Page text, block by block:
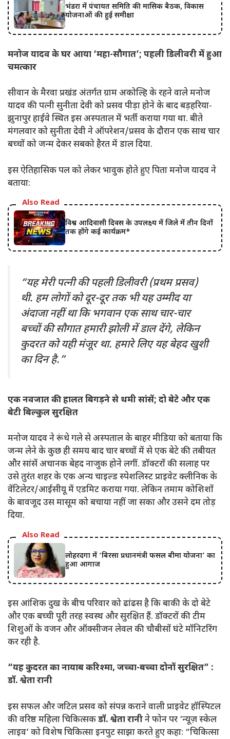
भंडरा में पंचायत समिति की मासिक बैठक, विकास
योजनाओं की हुई समीक्षा
मनोज यादव के घर आया ‘महा-सौगात’; पहली डिलीवरी में हुआ
चमत्कार
सीवान के मैरवा प्रखंड अंतर्गत ग्राम अकोल्हि के रहने वाले मनोज
यादव की पत्नी सुनीता देवी को प्रसव पीड़ा होने के बाद बड़हरिया-
झुनापुर हाईवे स्थित इस अस्पताल में भर्ती कराया गया था. बीते
मंगलवार को सुनीता देवी ने ऑपरेशन/प्रसव के दौरान एक साथ चार
बच्चों को जन्म देकर सबको हैरत में डाल दिया.
इस ऐतिहासिक पल को लेकर भावुक होते हुए पिता मनोज यादव ने
बताया:
Also Read
विश्व आदिवासी दिवस के उपलक्ष्य में जिले में तीन दिनों
तक होंगे कई कार्यक्रम*
“यह मेरी पत्नी की पहली डिलीवरी (प्रथम प्रसव)
थी. हम लोगों को दूर-दूर तक भी यह उम्मीद या
अंदाजा नहीं था कि भगवान एक साथ चार-चार
बच्चों की सौगात हमारी झोली में डाल देंगे, लेकिन
कुदरत को यही मंजूर था. हमारे लिए यह बेहद खुशी
का दिन है.”
एक नवजात की हालत बिगड़ने से थमी सांसें; दो बेटे और एक
बेटी बिल्कुल सुरक्षित
मनोज यादव ने रूंधे गले से अस्पताल के बाहर मीडिया को बताया कि
जन्म लेने के कुछ ही समय बाद चार बच्चों में से एक बेटे की तबीयत
और सांसें अचानक बेहद नाजुक होने लगीं. डॉक्टरों की सलाह पर
उसे तुरंत शहर के एक अन्य चाइल्ड स्पेशलिस्ट प्राइवेट क्लीनिक के
वेंटिलेटर/आईसीयू में एडमिट कराया गया. लेकिन तमाम कोशिशों
के बावजूद उस मासूम को बचाया नहीं जा सका और उसने दम तोड़
दिया.
Also Read
लोहरदगा में ‘बिरसा प्रधानमंत्री फसल बीमा योजना’ का
हुआ आगाज
इस आंशिक दुख के बीच परिवार को ढांढस है कि बाकी के दो बेटे
और एक बच्ची पूरी तरह स्वस्थ और सुरक्षित हैं. डॉक्टरों की टीम
शिशुओं के वजन और ऑक्सीजन लेवल की चौबीसों घंटे मॉनिटरिंग
कर रही है.
“यह कुदरत का नायाब करिश्मा, जच्चा-बच्चा दोनों सुरक्षित” :
डॉ. श्वेता रानी
इस सफल और जटिल प्रसव को संपन्न कराने वाली प्राइवेट हॉस्पिटल
की वरिष्ठ महिला चिकित्सकडॉ. श्वेता रानीने फोन पर ‘न्यूज़ स्केल
लाइव’ को विशेष चिकित्सा इनपुट साझा करते हुए कहा: “चिकित्सा